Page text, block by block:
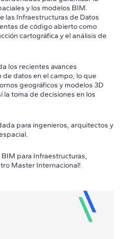
y los modelos BIM.
las Infraestructuras de Datos
de código abierto como
cartográfica y el análisis de
los recientes avances
datos en el campo, lo que
geográficos y modelos 3D
la toma de decisiones en los
para ingenieros, arquitectos y
BIM para Infraestructuras,
Master Internacional!